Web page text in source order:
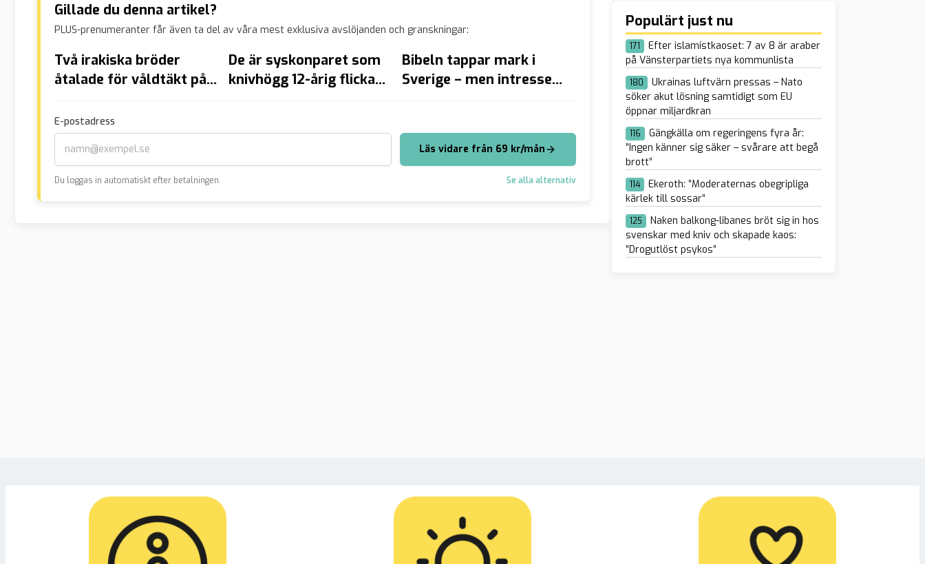
Gillade du denna artikel?
PLUS-prenumeranter får även ta del av våra mest exklusiva avslöjanden och granskningar:
Två irakiska bröder
åtalade för våldtäkt på
De är syskonparet som
knivhögg 12-årig flicka
Bibeln tappar mark i
Sverige – men intresset
4 års fängelse efter
Tinderdejt – mamman:
”Det var hennes ord mot
E-postadress
Läs vidare från 69 kr/mån
Du loggas in automatiskt efter betalningen. Se alla alternativ
Populärt just nu
171
Efter islamistkaoset: 7 av 8 är araber
på Vänsterpartiets nya kommunlista
180
Ukrainas luftvärn pressas – Nato
söker akut lösning samtidigt som EU
öppnar miljardkran
116
Gängkälla om regeringens fyra år:
”Ingen känner sig säker – svårare att begå
brott”
114
Ekeroth: ”Moderaternas obegripliga
kärlek till sossar”
125
Naken balkong-libanes bröt sig in hos
svenskar med kniv och skapade kaos:
”Drogutlöst psykos”